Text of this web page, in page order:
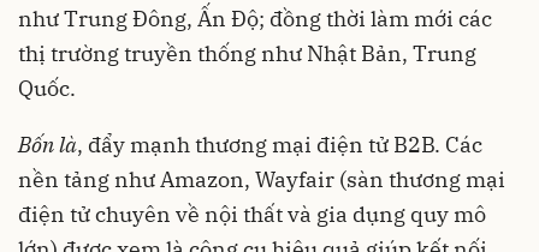
như Trung Đông, Ấn Độ; đồng thời làm mới các
thị trường truyền thống như Nhật Bản, Trung
Quốc.
Bốn là, đẩy mạnh thương mại điện tử B2B. Các
nền tảng như Amazon, Wayfair (sàn thương mại
điện tử chuyên về nội thất và gia dụng quy mô